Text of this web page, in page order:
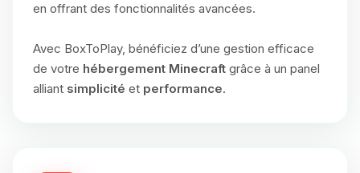
en offrant des fonctionnalités avancées.
Avec BoxToPlay, bénéficiez d’une gestion efficace
de votre hébergement Minecraft grâce à un panel
alliant simplicité et performance.